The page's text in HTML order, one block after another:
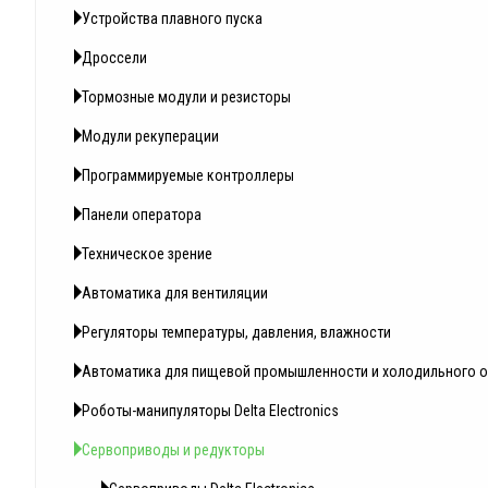
Устройства плавного пуска
Дроссели
Тормозные модули и резисторы
Модули рекуперации
Программируемые контроллеры
Панели оператора
Техническое зрение
Автоматика для вентиляции
Регуляторы температуры, давления, влажности
Автоматика для пищевой промышленности и холодильного
Роботы-манипуляторы Delta Electronics
Сервоприводы и редукторы